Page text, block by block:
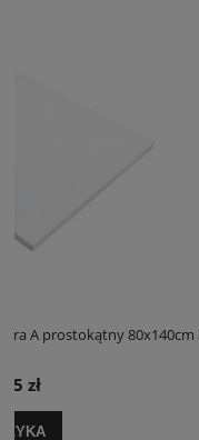
białyDeante Silia brodzik